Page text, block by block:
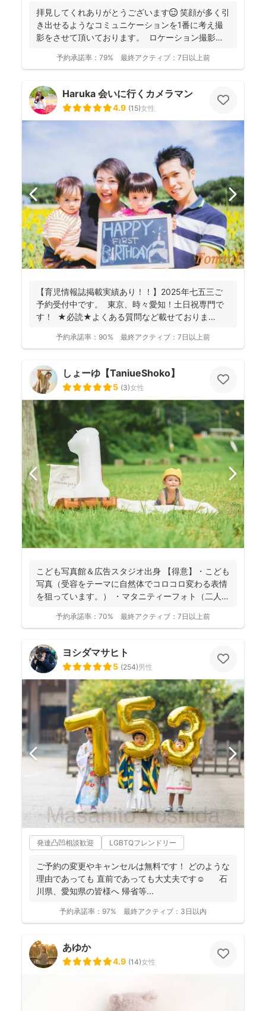
拝見してくれありがとうございます😊 笑顔が多く引
き出せるようなコミュニケーションを1番に考え撮
影をさせて頂いております。 ロケーション撮影も
予約承諾率： 79% 最終アクティブ： 7日以上前
Haruka 会いに行くカメラマン
4.9 (15)女性
【育児情報誌掲載実績あり！！】2025年七五三ご
予約受付中です。 東京、時々愛知！土日祝専門で
す！ ★必読★よくある質問など載せておりま
予約承諾率： 90% 最終アクティブ： 7日以上前
しょーゆ【TaniueShoko】
5 (3)女性
こども写真館＆広告スタジオ出身 【得意】・こども
写真（受容をテーマに自然体でコロコロ変わる表情
を狙っています。） ・マタニティーフォト（二人の
予約承諾率： 70% 最終アクティブ： 7日以上前
ヨシダマサヒト
5 (254)男性
発達凸凹相談歓迎 LGBTQフレンドリー
ご予約の変更やキャンセルは無料です！ どのような
理由であっても 直前であっても大丈夫です☺️ 石
川県、愛知県の皆様へ 帰省等...
予約承諾率： 97% 最終アクティブ： 3日以内
あゆか
4.9 (14)女性